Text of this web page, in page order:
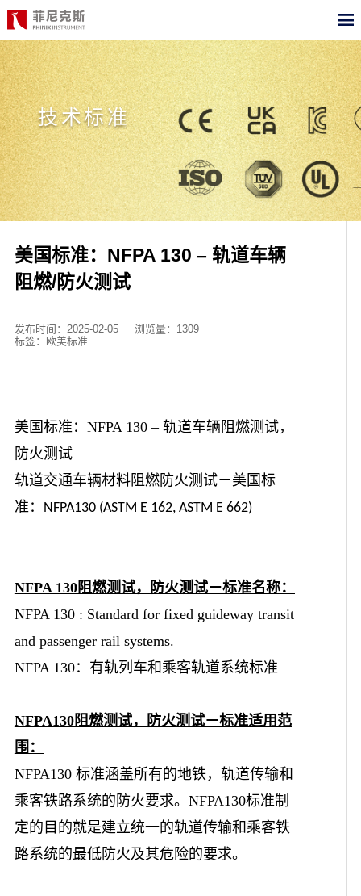
首页
产品中心
合作案例
最新动态
关于我们
测试标准
职位招聘
技术标准
美国标准：NFPA 130 – 轨道车辆
阻燃/防火测试
发布时间：2025-02-05
浏览量：1309
标签：欧美标准
美国标准：NFPA 130 – 轨道车辆阻燃测试，
防火测试
轨道交通车辆材料阻燃防火测试－美国标
准 ： NFPA130 (ASTM E 162, ASTM E 662)
NFPA 130阻燃测试，防火测试－标准名称：
NFPA 130 : Standard for fixed guideway transit
and passenger rail systems.
NFPA 130：有轨列车和乘客轨道系统标准
NFPA130阻燃测试，防火测试－标准适用范
围：
NFPA130 标准涵盖所有的地铁，轨道传输和
乘客铁路系统的防火要求。NFPA130标准制
定的目的就是建立统一的轨道传输和乘客铁
路系统的最低防火及其危险的要求。